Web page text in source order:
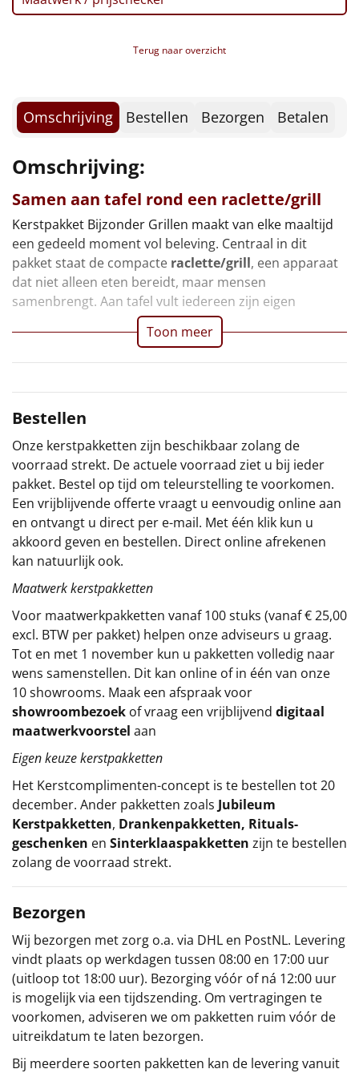
Borrelplank
NIEUW
Noodradio NIEUW
Deken (fleece plaid)
Alle artikelen
Overige
Ideeën
Personeel
Particulier
Kerstgeschenken 2026
Relatiegeschenken
Cadeaubon
Per stuk
Alle overige
Terug naar overzicht
Omschrijving Bestellen Bezorgen Betalen
Omschrijving:
Samen aan tafel rond een raclette/grill
Kerstpakket Bijzonder Grillen maakt van elke maaltijd
een gedeeld moment vol beleving. Centraal in dit
pakket staat de compacte raclette/grill, een apparaat
dat niet alleen eten bereidt, maar mensen
samenbrengt. Aan tafel vult iedereen zijn eigen
Toon meer
Bestellen
Onze kerstpakketten zijn beschikbaar zolang de
voorraad strekt. De actuele voorraad ziet u bij ieder
pakket. Bestel op tijd om teleurstelling te voorkomen.
Een vrijblijvende offerte vraagt u eenvoudig online aan
en ontvangt u direct per e-mail. Met één klik kun u
akkoord geven en bestellen. Direct online afrekenen
kan natuurlijk ook.
Maatwerk kerstpakketten
Voor maatwerkpakketten vanaf 100 stuks (vanaf € 25,00
excl. BTW per pakket) helpen onze adviseurs u graag.
Tot en met 1 november kun u pakketten volledig naar
wens samenstellen. Dit kan online of in één van onze
10 showrooms. Maak een afspraak voor
showroombezoek of vraag een vrijblijvend digitaal
maatwerkvoorstel aan
Eigen keuze kerstpakketten
Het Kerstcomplimenten-concept is te bestellen tot 20
december. Ander pakketten zoals Jubileum
Kerstpakketten, Drankenpakketten, Rituals-
geschenken en Sinterklaaspakketten zijn te bestellen
zolang de voorraad strekt.
Bezorgen
Wij bezorgen met zorg o.a. via DHL en PostNL. Levering
vindt plaats op werkdagen tussen 08:00 en 17:00 uur
(uitloop tot 18:00 uur). Bezorging vóór of ná 12:00 uur
is mogelijk via een tijdszending. Om vertragingen te
voorkomen, adviseren we om pakketten ruim vóór de
uitreikdatum te laten bezorgen.
Bij meerdere soorten pakketten kan de levering vanuit